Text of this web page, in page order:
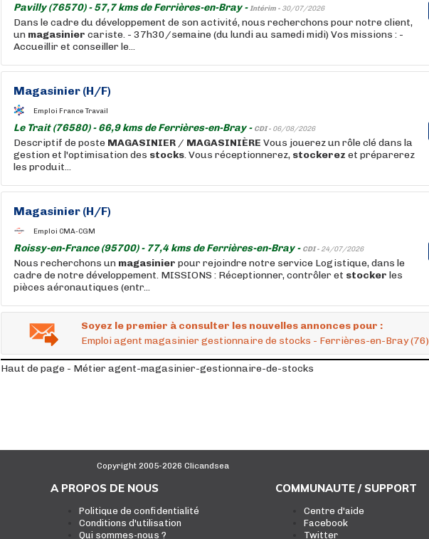
Pavilly (76570) - 57,7 kms de Ferrières-en-Bray -Intérim - 30/07/2026
Dans le cadre du développement de son activité, nous recherchons pour notre client,
un magasinier cariste. - 37h30/semaine (du lundi au samedi midi) Vos missions : -
Accueillir et conseiller le...
Magasinier (H/F)
Emploi France Travail
Le Trait (76580) - 66,9 kms de Ferrières-en-Bray - CDI - 06/08/2026
Descriptif de poste MAGASINIER / MAGASINIÈRE Vous jouerez un rôle clé dans la
gestion et l'optimisation des stocks. Vous réceptionnerez, stockerez et préparerez
les produit...
Magasinier (H/F)
Emploi CMA-CGM
Roissy-en-France (95700) - 77,4 kms de Ferrières-en-Bray - CDI - 24/07/2026
Nous recherchons un magasinier pour rejoindre notre service Logistique, dans le
cadre de notre développement. MISSIONS : Réceptionner, contrôler et stocker les
pièces aéronautiques (entr...
Soyez le premier à consulter les nouvelles annonces pour :
Emploi agent magasinier gestionnaire de stocks - Ferrières-en-Bray (76)
Haut de page - Métier agent-magasinier-gestionnaire-de-stocks
Copyright 2005-2026 Clicandsea
A PROPOS DE NOUS
Politique de confidentialité
Conditions d'utilisation
Qui sommes-nous ?
COMMUNAUTE / SUPPORT
Centre d'aide
Facebook
Twitter